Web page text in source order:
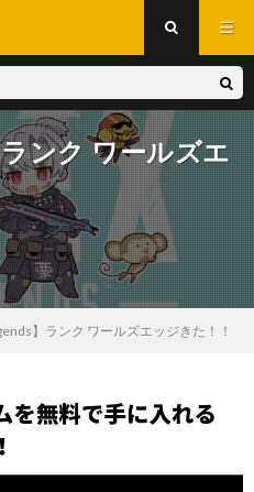
ンク ワールズエ
】ランク ワールズエッジきた！！